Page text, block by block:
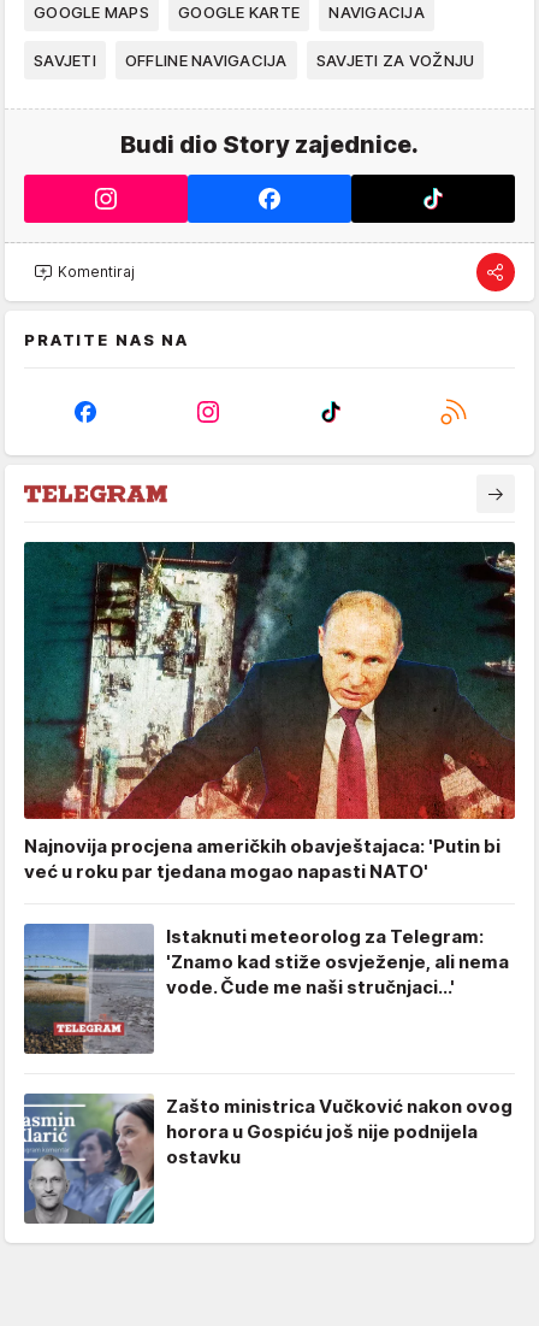
GOOGLE MAPS GOOGLE KARTE NAVIGACIJA
SAVJETI OFFLINE NAVIGACIJA SAVJETI ZA VOŽNJU
Budi dio Story zajednice.
Komentiraj
PRATITE NAS NA
Najnovija procjena američkih obavještajaca: 'Putin bi
već u roku par tjedana mogao napasti NATO'
Istaknuti meteorolog za Telegram:
'Znamo kad stiže osvježenje, ali nema
vode. Čude me naši stručnjaci...'
Zašto ministrica Vučković nakon ovog
horora u Gospiću još nije podnijela
ostavku